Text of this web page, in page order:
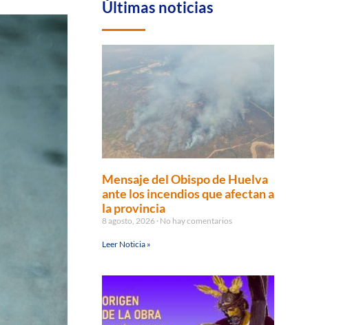
Últimas noticias
Mensaje del Obispo de Huelva
ante los incendios que afectan a
la provincia
8 agosto, 2026 No hay comentarios
Leer Noticia »